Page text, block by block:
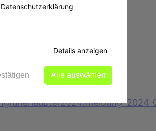
zugelassen ist.
2024/
Datenschutzerklärung
Details anzeigen
Alle auswählen